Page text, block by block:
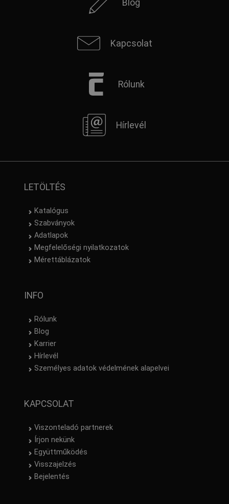
Blog
Kapcsolat
Rólunk
Hírlevél
LETÖLTÉS
Katalógus
Szabványok
Adatlapok
Megfelelőségi nyilatkozatok
Mérettáblázatok
INFO
Rólunk
Blog
Karrier
Hírlevél
Személyes adatok védelmének alapelvei
KAPCSOLAT
Viszonteladó partnerek
Írjon nekünk
Együttműködés
Visszajelzés
Bejelentés